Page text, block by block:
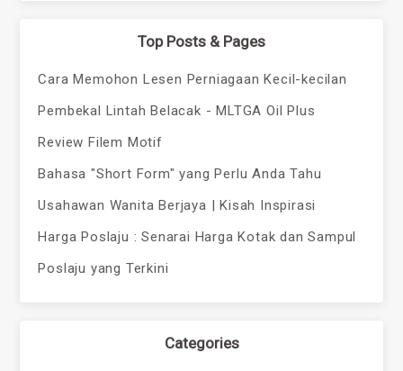
Top Posts & Pages
Cara Memohon Lesen Perniagaan Kecil-kecilan
Pembekal Lintah Belacak - MLTGA Oil Plus
Review Filem Motif
Bahasa "Short Form" yang Perlu Anda Tahu
Usahawan Wanita Berjaya | Kisah Inspirasi
Harga Poslaju : Senarai Harga Kotak dan Sampul
Poslaju yang Terkini
Categories